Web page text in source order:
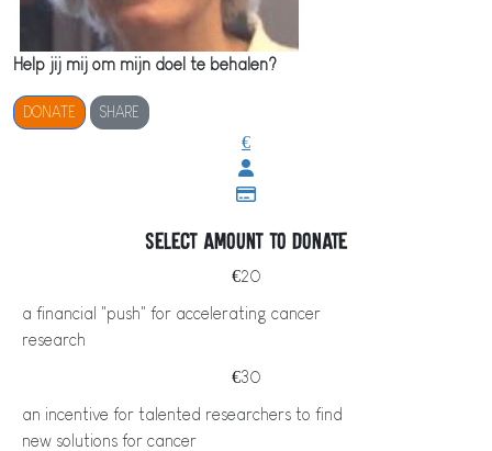
Help jij mij om mijn doel te behalen?
DONATE SHARE
€
Select amount to donate
€20
a financial "push" for accelerating cancer
research
€30
an incentive for talented researchers to find
new solutions for cancer